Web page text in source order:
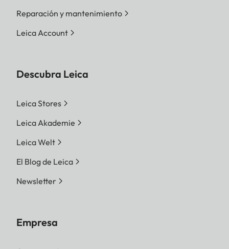
Reparación y mantenimiento
Leica Account
Descubra Leica
Leica Stores
Leica Akademie
Leica Welt
El Blog de Leica
Newsletter
Empresa